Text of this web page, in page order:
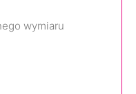
wymiaru